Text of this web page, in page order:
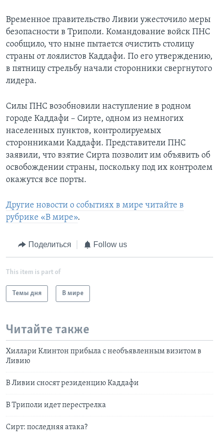
Временное правительство Ливии ужесточило меры
безопасности в Триполи. Командование войск ПНС
сообщило, что ныне пытается очистить столицу
страны от лоялистов Каддафи. По его утверждению,
в пятницу стрельбу начали сторонники свергнутого
лидера.
Силы ПНС возобновили наступление в родном
городе Каддафи – Сирте, одном из немногих
населенных пунктов, контролируемых
сторонниками Каддафи. Представители ПНС
заявили, что взятие Сирта позволит им объявить об
освобождении страны, поскольку под их контролем
окажутся все порты.
Другие новости о событиях в мире читайте в
рубрике «В мире».
Поделиться Follow us
This item is part of
Темы дня В мире
Читайте также
Хиллари Клинтон прибыла с необъявленным визитом в
Ливию
В Ливии сносят резиденцию Каддафи
В Триполи идет перестрелка
Сирт: последняя атака?